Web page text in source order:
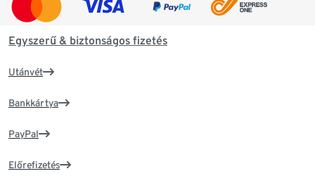
Egyszerű & biztonságos fizetés
Utánvét
Bankkártya
PayPal
Előrefizetés